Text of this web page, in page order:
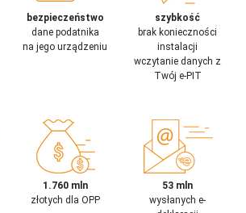
bezpieczeństwo
dane podatnika
na jego urządzeniu
szybkość
brak konieczności
instalacji
wczytanie danych z
Twój e-PIT
1.760 mln
złotych dla OPP
53 mln
wysłanych e-